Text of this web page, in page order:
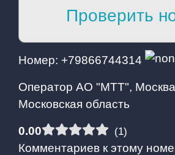
Проверить
Номер: +79866744314
Оператор АО "МТТ",
Московская область
0.00 (1)
Комментариев к этому